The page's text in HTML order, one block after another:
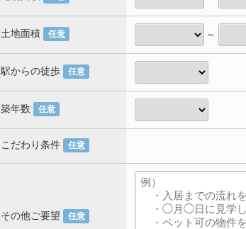
土地面積 任意 ～
駅からの徒歩 任意
築年数 任意
こだわり条件 任意
その他ご要望 任意